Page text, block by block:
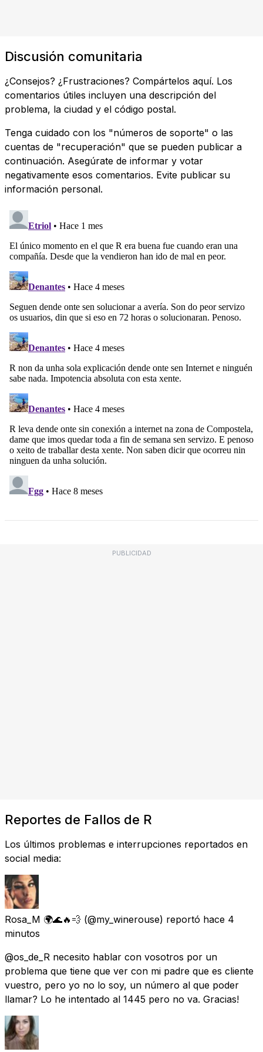
Discusión comunitaria
¿Consejos? ¿Frustraciones? Compártelos aquí. Los
comentarios útiles incluyen una descripción del
problema, la ciudad y el código postal.
Tenga cuidado con los "números de soporte" o las
cuentas de "recuperación" que se pueden publicar a
continuación. Asegúrate de informar y votar
negativamente esos comentarios. Evite publicar su
información personal.
PUBLICIDAD
Reportes de Fallos de R
Los últimos problemas e interrupciones reportados en
social media:
Rosa_M 🌍🌊🔥💨 (@my_winerouse) reportó hace 4
minutos
@os_de_R necesito hablar con vosotros por un
problema que tiene que ver con mi padre que es cliente
vuestro, pero yo no lo soy, un número al que poder
llamar? Lo he intentado al 1445 pero no va. Gracias!